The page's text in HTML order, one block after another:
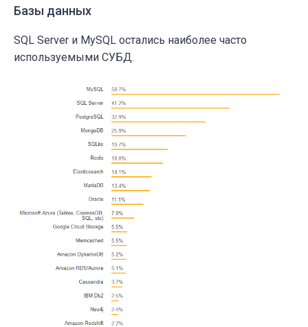
Базы данных
SQL Server и MySQL остались наиболее часто
используемыми СУБД.